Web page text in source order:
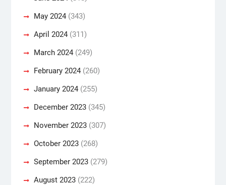
May 2024(343)
April 2024(311)
March 2024(249)
February 2024(260)
January 2024(255)
December 2023(345)
November 2023(307)
October 2023(268)
September 2023(279)
August 2023(222)